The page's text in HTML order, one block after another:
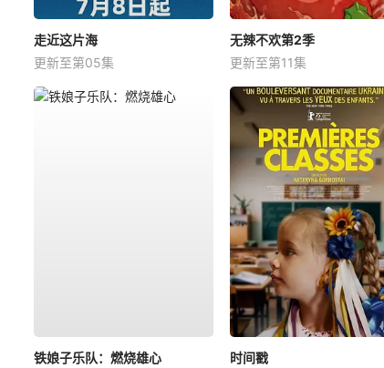
走近这片海
更新至第05集
无辣不欢第2季
更新至第11集
铁娘子乐队：燃烧雄心
时间戳